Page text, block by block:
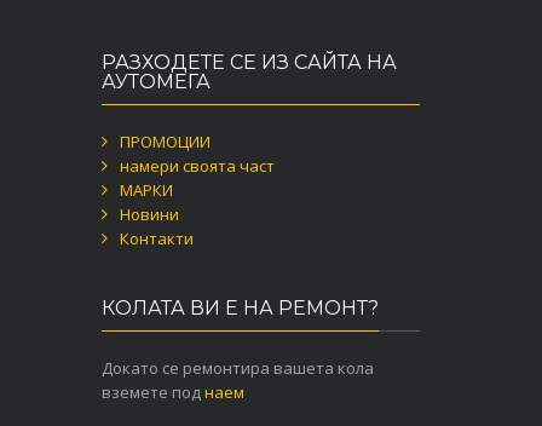
РАЗХОДЕТЕ СЕ ИЗ САЙТА НА
АУТОМЕГА
ПРОМОЦИИ
намери своята част
МАРКИ
Новини
Контакти
КОЛАТА ВИ Е НА РЕМОНТ?
Докато се ремонтира вашета кола
вземете поднаем